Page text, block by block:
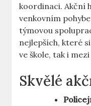
koordinaci. Akční
venkovním
týmovou
nejlepších, které
ve škole, tak i
Skvělé